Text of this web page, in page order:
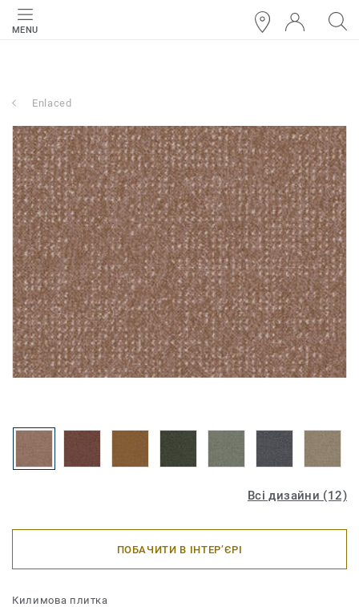
MENU
Enlaced
Всі дизайни (12)
ПОБАЧИТИ В ІНТЕР’ЄРІ
Килимова плитка